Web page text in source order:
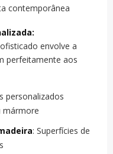
contemporânea
envolve a
perfeitamente aos
personalizados
mármore
: Superfícies de